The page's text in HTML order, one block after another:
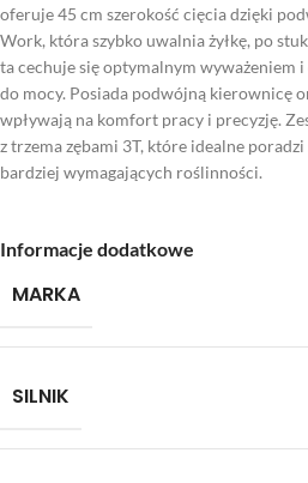
oferuje 45 cm szerokość cięcia dzięki
Work, która szybko uwalnia żyłkę, po
ta cechuje się optymalnym wyważeniem
do mocy. Posiada podwójną kierownicę
wpływają na komfort pracy i precyzję.
z trzema zębami 3T, które idealne
bardziej wymagających roślinności.
Informacje dodatkowe
MARKA
SILNIK